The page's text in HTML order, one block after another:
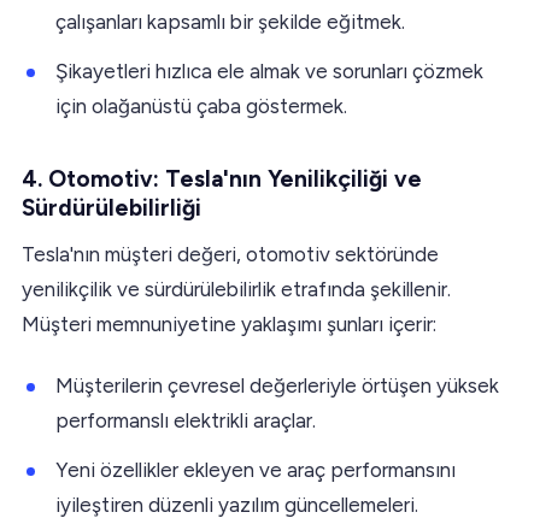
çalışanları kapsamlı bir şekilde eğitmek.
Şikayetleri hızlıca ele almak ve sorunları çözmek
için olağanüstü çaba göstermek.
4. Otomotiv: Tesla'nın Yenilikçiliği ve
Sürdürülebilirliği
Tesla'nın müşteri değeri, otomotiv sektöründe
yenilikçilik ve sürdürülebilirlik etrafında şekillenir.
Müşteri memnuniyetine yaklaşımı şunları içerir:
Müşterilerin çevresel değerleriyle örtüşen yüksek
performanslı elektrikli araçlar.
Yeni özellikler ekleyen ve araç performansını
iyileştiren düzenli yazılım güncellemeleri.